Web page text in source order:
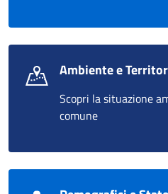
Ambiente e
Scopri la situazione
comune